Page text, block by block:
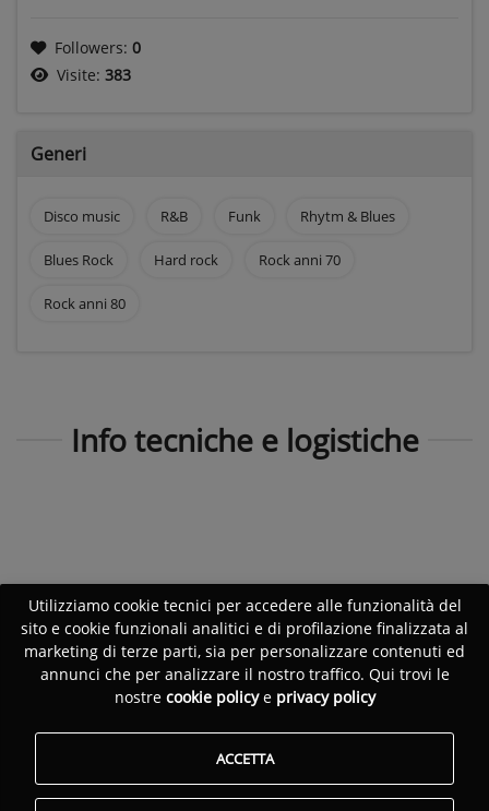
Followers: 0
Visite: 383
Generi
Disco music R&B Funk Rhytm & Blues
Blues Rock Hard rock Rock anni 70
Rock anni 80
Info tecniche e logistiche
Utilizziamo cookie tecnici per accedere alle funzionalità del
sito e cookie funzionali analitici e di profilazione finalizzata al
marketing di terze parti, sia per personalizzare contenuti ed
annunci che per analizzare il nostro traffico. Qui trovi le
nostre cookie policye privacy policy
ACCETTA